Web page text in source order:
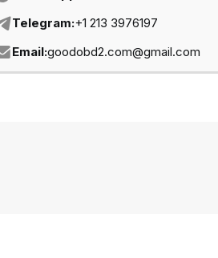
Telegram:+1 213 3976197
Email:goodobd2.com@gmail.com